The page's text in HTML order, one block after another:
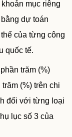
mục riêng
dự toán
của từng công
quốc tế.
trăm (%)
(%) trên chi
đối với từng loại
lục số 3 của